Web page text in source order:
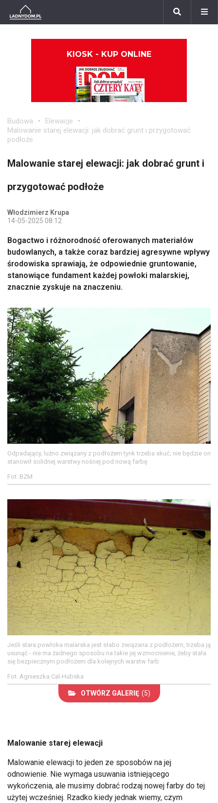
KIOSK - KUP ONLINE
Budowa
Elewacje
Malowanie starej elewacji: jak dobrać grunt i przygotować
podłoże
Malowanie starej elewacji: jak dobrać grunt i
przygotować podłoże
Włodzimierz Krupa
14-05-2025 08:12
Bogactwo i różnorodność oferowanych materiałów
budowlanych, a także coraz bardziej agresywne wpływy
środowiska sprawiają, że odpowiednie gruntowanie,
stanowiące fundament każdej powłoki malarskiej,
znacznie zyskuje na znaczeniu.
Odpadający, luźno związany z podłożem tynk trzeba skuć; nie będzie on
stanowił solidnej warstwy nośnej pod nową farbę
Fot. BZM
Jeśli stara powłoka malarska jest słabo związana z podłożem, trzeba ją
usunąć - nie ma żadnego sposobu na takie jej wzmocnienie, żeby stała
się bezpiecznym podłożem dla kolejnych warstw farb
Fot. Agnieszka Cal-Hubska
OTWÓRZ GALERIĘ (5)
Malowanie starej elewacji
Malowanie elewacji to jeden ze sposobów na jej
odnowienie. Nie wymaga usuwania istniejącego
wykończenia, ale musimy dobrać rodzaj nowej farby do tej
użytej wcześniej. Rzadko kiedy jednak wiemy, czym